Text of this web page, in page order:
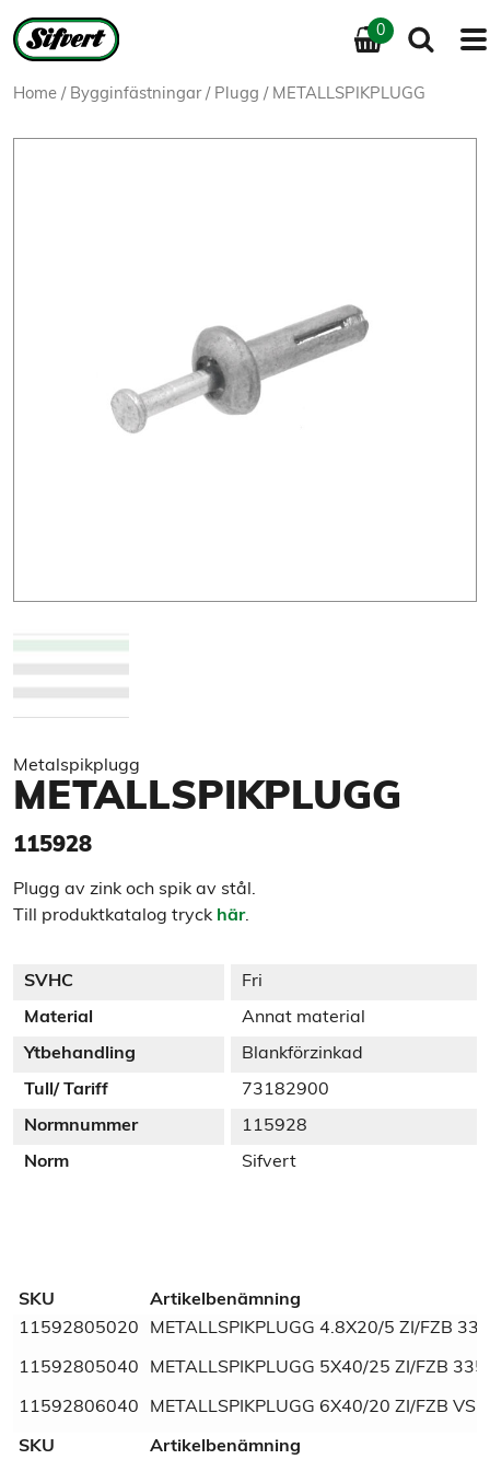
0
Home / Bygginfästningar/ Plugg / METALLSPIKPLUGG
Metalspikplugg
METALLSPIKPLUGG
115928
Plugg av zink och spik av stål.
Till produktkatalog tryck här.
SVHC Fri
Material Annat material
Ytbehandling Blankförzinkad
Tull/ Tariff 73182900
Normnummer 115928
Norm Sifvert
Weight N/A
Dimensions N/A
SKU
Artikelbenämning
11592805020
METALLSPIKPLUGG 4.8X20/5 ZI/FZB
11592805040 METALLSPIKPLUGG 5X40/25 ZI/FZB
11592806040 METALLSPIKPLUGG 6X40/20 ZI/FZB
SKU Artikelbenämning